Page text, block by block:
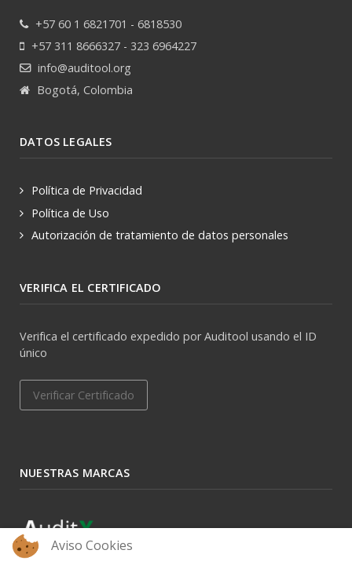
+57 60 1 6821701 - 6818530
+57 311 8666327 - 323 6964227
info@auditool.org
Bogotá, Colombia
DATOS LEGALES
Política de Privacidad
Política de Uso
Autorización de tratamiento de datos personales
VERIFICA EL CERTIFICADO
Verifica el certificado expedido por Auditool usando el ID
único
Verificar Certificado
NUESTRAS MARCAS
Aviso Cookies